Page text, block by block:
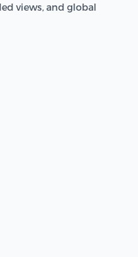
views, and global